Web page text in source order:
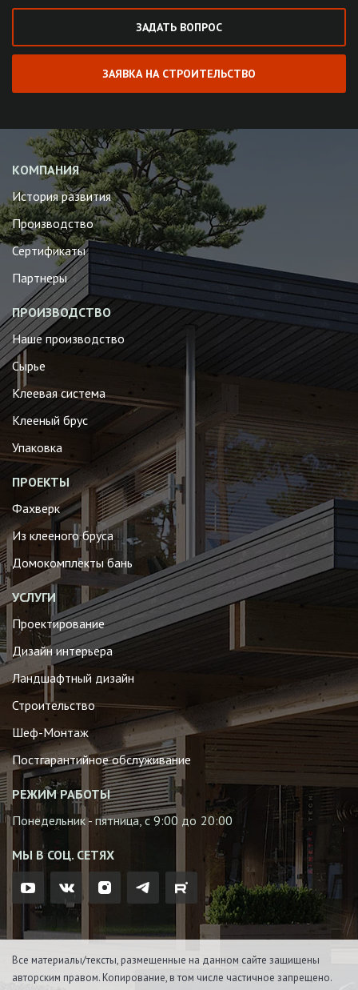
ЗАДАТЬ ВОПРОС
ЗАЯВКА НА СТРОИТЕЛЬСТВО
КОМПАНИЯ
История развития
Производство
Сертификаты
Партнеры
ПРОИЗВОДСТВО
Наше производство
Сырье
Клеевая система
Клееный брус
Упаковка
ПРОЕКТЫ
Фахверк
Из клееного бруса
Домокомплекты бань
УСЛУГИ
Проектирование
Дизайн интерьера
Ландшафтный дизайн
Строительство
Шеф-Монтаж
Постгарантийное обслуживание
РЕЖИМ РАБОТЫ
Понедельник - пятница, с 9:00 до 20:00
МЫ В СОЦ. СЕТЯХ
Все материалы/тексты, размещенные на данном сайте защищены
авторским правом. Копирование, в том числе частичное запрещено.